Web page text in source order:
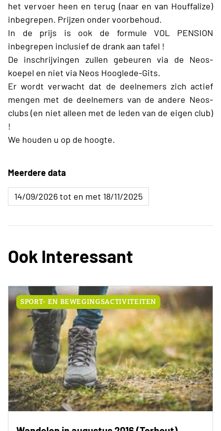
het vervoer heen en terug (naar en van Houffalize)
inbegrepen. Prijzen onder voorbehoud.
In de prijs is ook de formule VOL PENSION
inbegrepen inclusief de drank aan tafel !
De inschrijvingen zullen gebeuren via de Neos-
koepel en niet via Neos Hooglede-Gits.
Er wordt verwacht dat de deelnemers zich actief
mengen met de deelnemers van de andere Neos-
clubs (en niet alleen met de leden van de eigen club)
!
We houden u op de hoogte.
Meerdere data
14/09/2026 tot en met 18/11/2025
Ook Interessant
SPORT- EN BEWEGINGSACTIVITEITEN